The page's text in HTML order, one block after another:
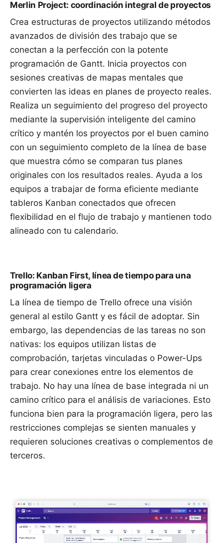
Merlin Project: coordinación integral de proyectos
Crea estructuras de proyectos utilizando métodos
avanzados de división des trabajo que se
conectan a la perfección con la potente
programación de Gantt. Inicia proyectos con
sesiones creativas de mapas mentales que
convierten las ideas en planes de proyecto reales.
Realiza un seguimiento del progreso del proyecto
mediante la supervisión inteligente del camino
crítico y mantén los proyectos por el buen camino
con un seguimiento completo de la línea de base
que muestra cómo se comparan tus planes
originales con los resultados reales. Ayuda a los
equipos a trabajar de forma eficiente mediante
tableros Kanban conectados que ofrecen
flexibilidad en el flujo de trabajo y mantienen todo
alineado con tu calendario.
Trello: Kanban First, línea de tiempo para una
programación ligera
La línea de tiempo de Trello ofrece una visión
general al estilo Gantt y es fácil de adoptar. Sin
embargo, las dependencias de las tareas no son
nativas: los equipos utilizan listas de
comprobación, tarjetas vinculadas o Power-Ups
para crear conexiones entre los elementos de
trabajo. No hay una línea de base integrada ni un
camino crítico para el análisis de variaciones. Esto
funciona bien para la programación ligera, pero las
restricciones complejas se sienten manuales y
requieren soluciones creativas o complementos de
terceros.